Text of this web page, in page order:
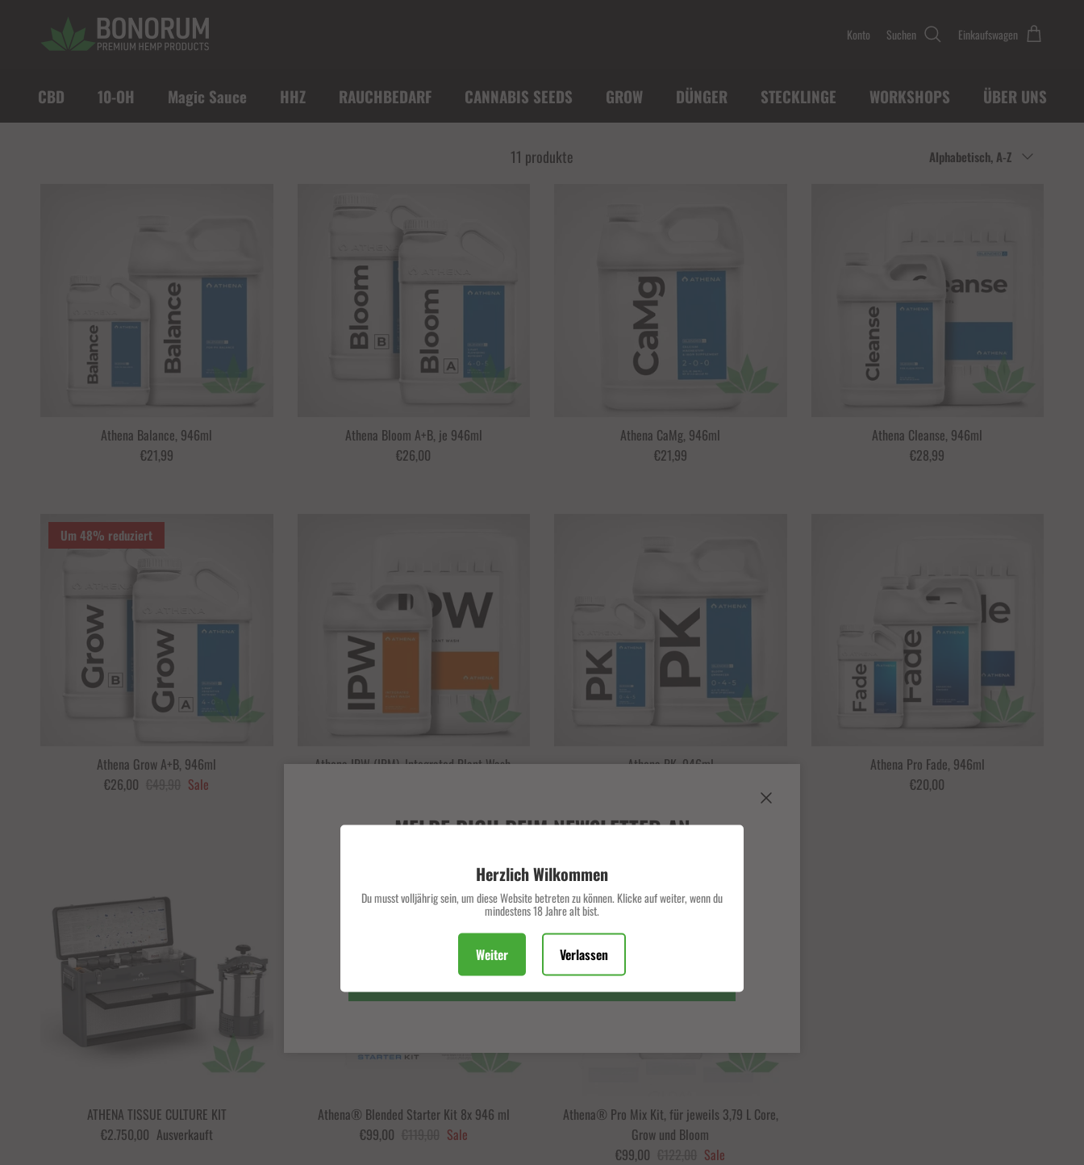
Konto Suchen Einkaufswagen
CBD 10-OH Magic Sauce HHZ RAUCHBEDARF CANNABIS SEEDS GROW DÜNGER STECKLINGE WORKSHOPS ÜBER UNS
11 produkte Sortieren nach
Alphabetisch, A-Z
Athena Balance, 946ml
€21,99
Athena Bloom A+B, je 946ml
€26,00
Athena CaMg, 946ml
€21,99
Athena Cleanse, 946ml
€28,99
Um 48% reduziert
Athena Grow A+B, 946ml
€26,00
Sale
Athena IPW (IPM), Integrated Plant Wash,
Athena PK, 946ml
Athena Pro Fade, 946ml
€20,00
ATHENA TISSUE CULTURE KIT
€2.750,00 Ausverkauft
Athena® Blended Starter Kit 8x 946 ml
€99,00
Sale
Um 19% reduziert
Athena® Pro Mix Kit, für jeweils 3,79 L Core,
Grow und Bloom
€99,00
Sale
MELDE DICH BEIM NEWSLETTER AN
Verpasse keine exklusiven Deals und Angebote mehr.
ABONNIEREN
Herzlich Wilkommen
Du musst volljährig sein, um diese Website betreten zu können. Klicke auf weiter, wenn du
mindestens 18 Jahre alt bist.
Weiter Verlassen